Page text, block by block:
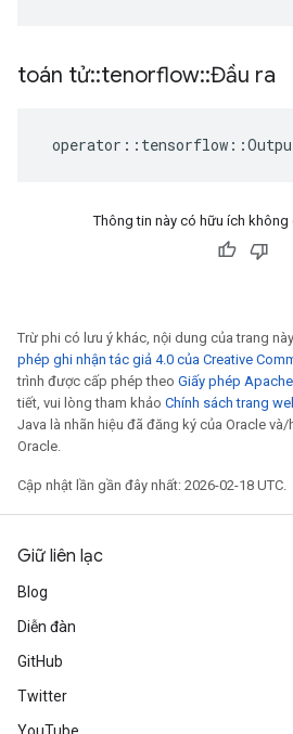
toán tử::tenorflow::Đầu ra
operator :: tensorflow ::
Thông tin này có hữu ích
Trừ phi có lưu ý khác, nội dung của trang
phép ghi nhận tác giả 4.0 của Creative
trình được cấp phép theo Giấy phép
tiết, vui lòng tham khảo Chính sách trang
Java là nhãn hiệu đã đăng ký của Oracle
Oracle.
Cập nhật lần gần đây nhất: 2026-02-18 UTC.
Giữ liên lạc
Blog
Diễn đàn
GitHub
Twitter